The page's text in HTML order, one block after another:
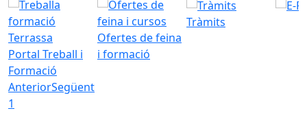
Portal Treball i
Formació
Ofertes de feina
i formació
Tràmits
AnteriorSegüent
1